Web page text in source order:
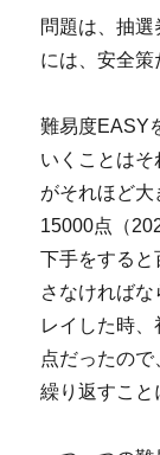
問題は、抽
には、安全策
難易度EASY
いくことは
がそれほど
15000点（
下手をすると
さなければ
レイした時
点だったの
繰り返すこと